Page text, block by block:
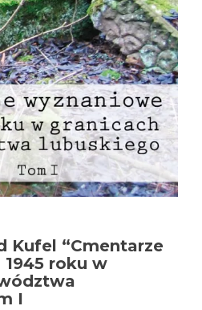
Kufel “Cmentarze
roku w
I